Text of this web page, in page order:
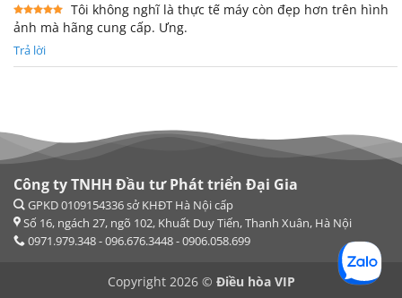
Được xếp
hạng 5 5
sao
Tôi không nghĩ là thực tế máy còn đẹp hơn trên hình
ảnh mà hãng cung cấp. Ưng.
Trả lời
Công ty TNHH Đầu tư Phát triển Đại Gia
Copyright 2026 © Điều hòa VIP